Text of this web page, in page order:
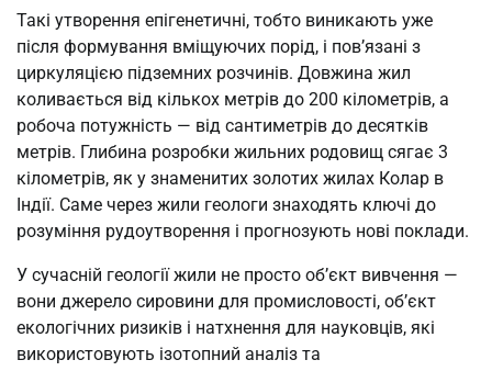
Такі утворення епігенетичні, тобто виникають уже
після формування вміщуючих порід, і пов’язані з
циркуляцією підземних розчинів. Довжина жил
коливається від кількох метрів до 200 кілометрів, а
робоча потужність — від сантиметрів до десятків
метрів. Глибина розробки жильних родовищ сягає 3
кілометрів, як у знаменитих золотих жилах Колар в
Індії. Саме через жили геологи знаходять ключі до
розуміння рудоутворення і прогнозують нові поклади.
У сучасній геології жили не просто об’єкт вивчення —
вони джерело сировини для промисловості, об’єкт
екологічних ризиків і натхнення для науковців, які
використовують ізотопний аналіз та